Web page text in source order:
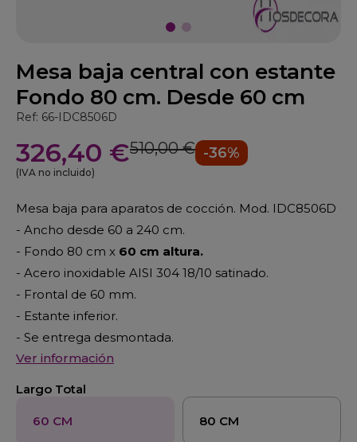
Mesa baja central con estante
Fondo 80 cm. Desde 60 cm
Ref: 66-IDC8506D
326,40 €510,00 € -36%
(IVA no incluido)
Mesa baja para aparatos de cocción. Mod. IDC8506D
- Ancho desde 60 a 240 cm.
- Fondo 80 cm x 60 cm altura.
- Acero inoxidable AISI 304 18/10 satinado.
- Frontal de 60 mm.
- Estante inferior.
- Se entrega desmontada.
Ver información
Largo Total
60 CM 80 CM